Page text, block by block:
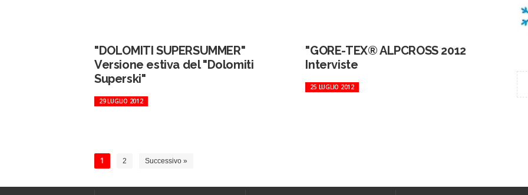
"DOLOMITI SUPERSUMMER"
Versione estiva del "Dolomiti
Superski"
29 LUGLIO 2012
"GORE-TEX® ALPCROSS 2012
Interviste
25 LUGLIO 2012
1 2 Successivo »